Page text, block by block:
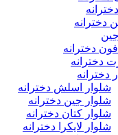
دخترانه
دخترانه
دخترانه
دخترانه
شلوار اسلش دخترانه
شلوار جین دخترانه
شلوار کتان دخترانه
شلوار لایکرا دخترانه